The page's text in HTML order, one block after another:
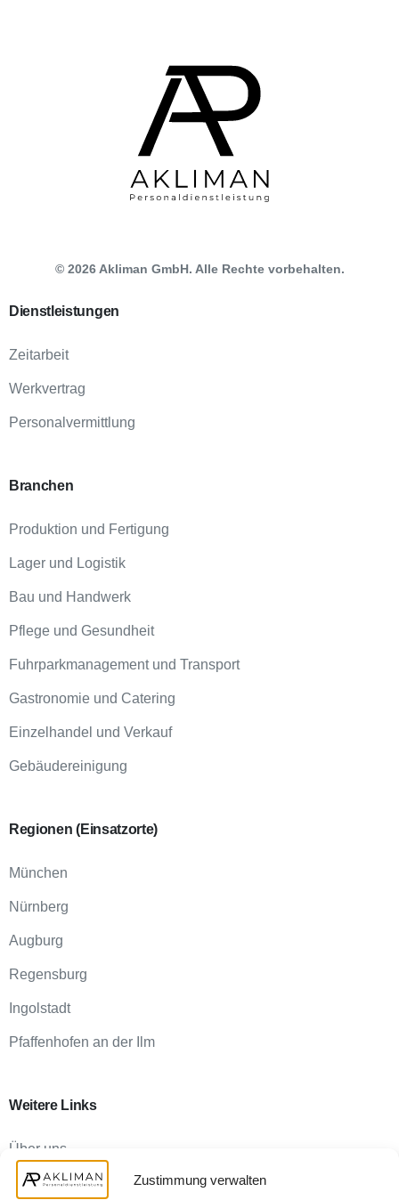
Zustimmung verwalten
© 2026Akliman GmbH. Alle Rechte vorbehalten.
Dienstleistungen
Zeitarbeit
Werkvertrag
Personalvermittlung
Branchen
Produktion und Fertigung
Lager und Logistik
Bau und Handwerk
Pflege und Gesundheit
Fuhrparkmanagement und Transport
Gastronomie und Catering
Einzelhandel und Verkauf
Gebäudereinigung
Regionen (Einsatzorte)
München
Nürnberg
Augburg
Regensburg
Ingolstadt
Pfaffenhofen an der Ilm
Weitere Links
Über uns
FAQ für Unternehmen